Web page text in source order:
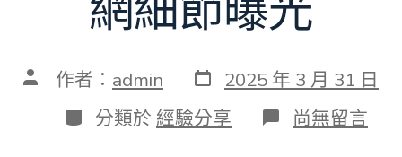
網細節曝光
文 作者： admin 發
表
日
期
2025 年 3 月 31 日
分
類
分類於 經驗分享 在
〈祝
尚無留言